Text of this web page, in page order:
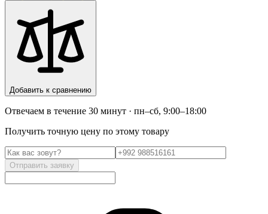
Добавить к сравнению
Отвечаем в течение 30 минут · пн–сб, 9:00–18:00
Получить точную цену по этому товару
Отправить заявку